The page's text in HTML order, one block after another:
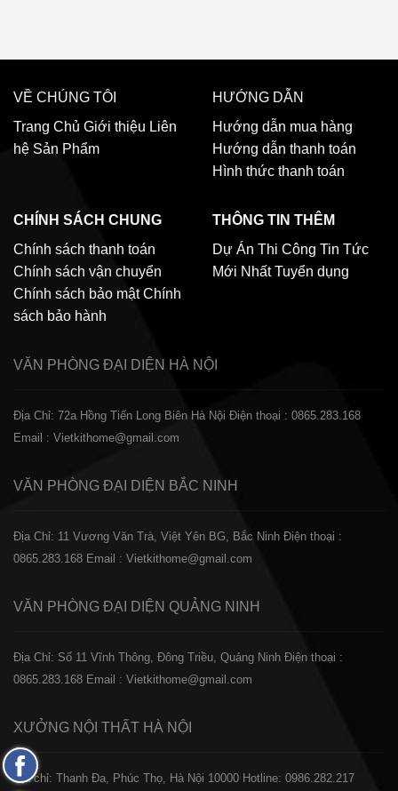
VỀ CHÚNG TÔI
Trang Chủ Giới thiệu Liên
hệ Sản Phẩm
HƯỚNG DẪN
Hướng dẫn mua hàng
Hướng dẫn thanh toán
Hình thức thanh toán
CHÍNH SÁCH CHUNG
Chính sách thanh toán
Chính sách vận chuyển
Chính sách bảo mật Chính
sách bảo hành
THÔNG TIN THÊM
Dự Án Thi Công Tin Tức
Mới Nhất Tuyển dụng
VĂN PHÒNG ĐẠI DIỆN HÀ NỘI
Địa Chỉ: 72a Hồng Tiến Long Biên Hà Nội Điện thoại : 0865.283.168
Email : Vietkithome@gmail.com
VĂN PHÒNG ĐẠI DIỆN BẮC NINH
Địa Chỉ: 11 Vương Văn Trà, Việt Yên BG, Bắc Ninh Điện thoại :
0865.283.168 Email : Vietkithome@gmail.com
VĂN PHÒNG ĐẠI DIỆN QUẢNG NINH
Địa Chỉ: Số 11 Vĩnh Thông, Đông Triều, Quảng Ninh Điện thoại :
0865.283.168 Email : Vietkithome@gmail.com
XƯỞNG NỘI THẤT HÀ NỘI
️Địa chỉ: Thanh Đa, Phúc Thọ, Hà Nội 10000 Hotline: 0986.282.217
Fanpage